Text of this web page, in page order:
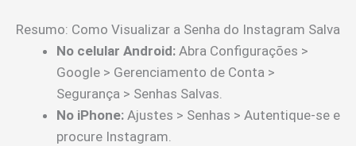
Resumo: Como Visualizar a Senha do Instagram Salva
No celular Android: Abra Configurações >
Google > Gerenciamento de Conta >
Segurança > Senhas Salvas.
No iPhone: Ajustes > Senhas > Autentique-se e
procure Instagram.